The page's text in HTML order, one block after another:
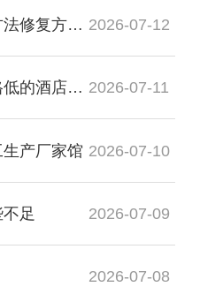
彩晶玻璃开裂了有什么方法修复方法？ 2026-07-12
怎么在同城选择比较价格低的酒店装饰玻璃厂家 2026-07-11
产厂家馆 2026-07-10
足 2026-07-09
2026-07-08